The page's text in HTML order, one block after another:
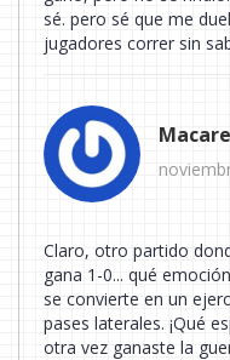
sé. pero sé que me
jugadores correr sin
Claro, otro partido
gana 1-0... qué
se convierte en un
pases laterales. ¡Qué
otra vez ganaste la